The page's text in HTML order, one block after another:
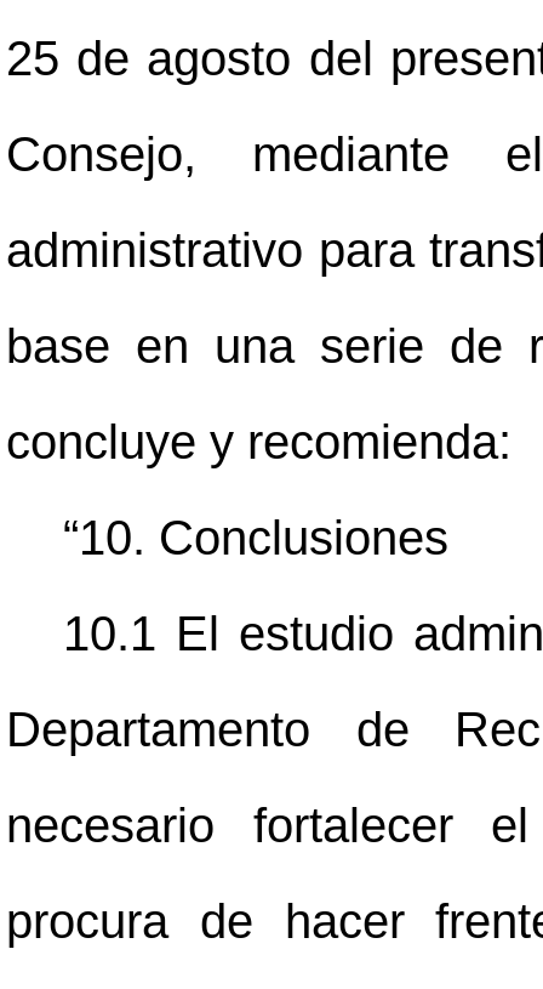
25 de agosto del
Consejo, mediante
administrativo para
base en una serie de
concluye y recomienda:
“10. Conclusiones
10.1 El estudio
Departamento de
necesario fortalecer
procura de hacer